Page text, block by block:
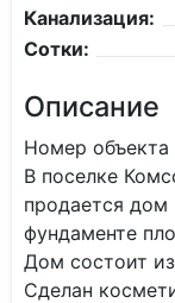
Канализация:
Сотки:
Описание
Номер объекта
В поселке
продается дом
фундаменте
Дом состоит
Сделан